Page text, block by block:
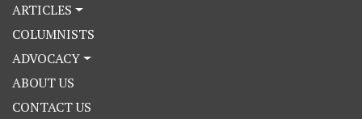
ARTICLES
COLUMNISTS
ADVOCACY
ABOUT US
CONTACT US